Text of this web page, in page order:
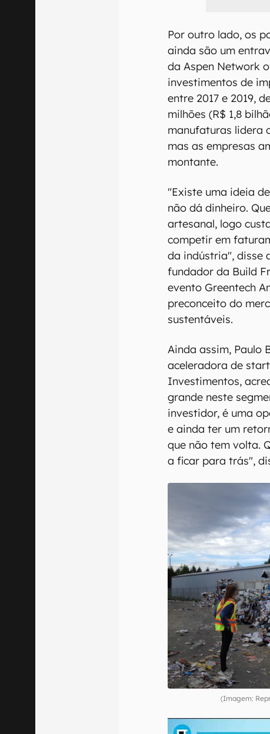
Por outro lado, os
ainda são um
da Aspen Network
investimentos de
entre 2017 e 2019,
milhões (R$ 1,8
manufaturas lidera
mas as empresas
montante.
"Existe uma ideia
não dá dinheiro.
artesanal, logo
competir em
da indústria", disse
fundador da Build
evento Greentech
preconceito do
sustentáveis.
Ainda assim, Paulo
aceleradora de
Investimentos,
grande neste
investidor, é uma
e ainda ter um
que não tem volta.
a ficar para trás",
(Imagem: